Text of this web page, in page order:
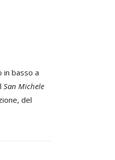
in basso a
San Michele
del